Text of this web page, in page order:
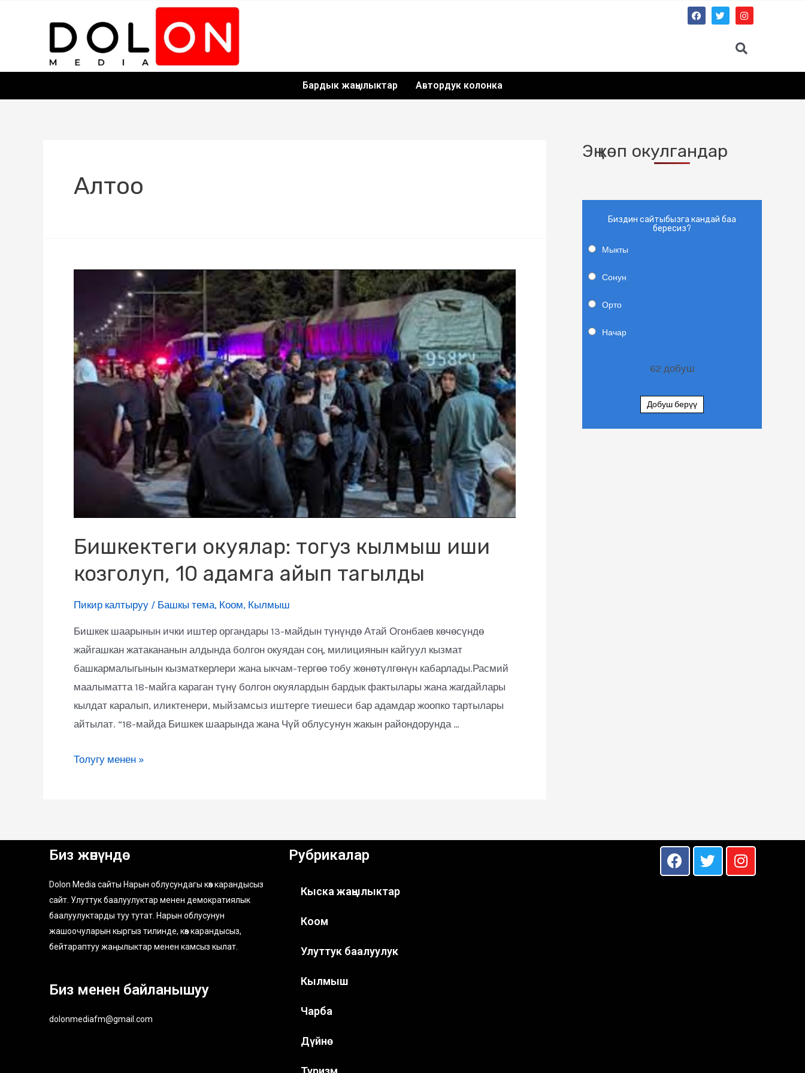
Бардык жаңылыктар Автордук колонка
Алтоо
Бишкектеги окуялар: тогуз кылмыш иши
козголуп, 10 адамга айып тагылды
Пикир калтыруу / Башкы тема, Коом, Кылмыш
Бишкек шаарынын ички иштер органдары 13-майдын түнүндө Атай Огонбаев көчөсүндө
жайгашкан жатакананын алдында болгон окуядан соң, милициянын кайгуул кызмат
башкармалыгынын кызматкерлери жана ыкчам-тергөө тобу жөнөтүлгөнүн кабарлады.Расмий
маалыматта 18-майга караган түнү болгон окуялардын бардык фактылары жана жагдайлары
кылдат каралып, иликтенери, мыйзамсыз иштерге тиешеси бар адамдар жоопко тартылары
айтылат. “18-майда Бишкек шаарында жана Чүй облусунун жакын райондорунда …
Толугу менен »
Эң көп окулгандар
Биздин сайтыбызга кандай баа
бересиз?
Мыкты
Сонун
Орто
Начар
62 добуш
Добуш берүү
Биз жөнүндө
Dolon Media сайты Нарын облусундагы көз карандысыз
сайт. Улуттук баалуулуктар менен демократиялык
баалуулуктарды туу тутат. Нарын облусунун
жашоочуларын кыргыз тилинде, көз карандысыз,
бейтараптуу жаңылыктар менен камсыз кылат.
Биз менен байланышуу
dolonmediafm@gmail.com
Рубрикалар
Кыска жаңылыктар
Коом
Улуттук баалуулук
Кылмыш
Чарба
Дүйнө